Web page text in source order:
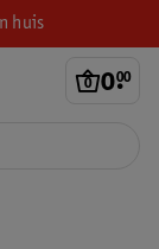
huis
0.
00